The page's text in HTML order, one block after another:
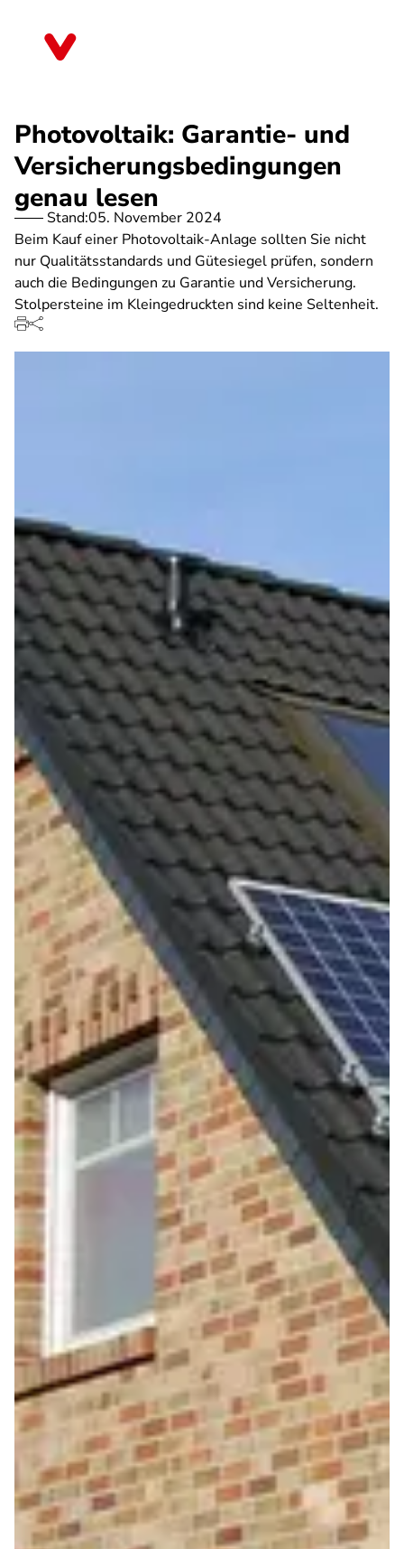
Photovoltaik: Garantie- und
Versicherungsbedingungen
genau lesen
Stand:05. November 2024
Beim Kauf einer Photovoltaik-Anlage sollten Sie nicht
nur Qualitätsstandards und Gütesiegel prüfen, sondern
auch die Bedingungen zu Garantie und Versicherung.
Stolpersteine im Kleingedruckten sind keine Seltenheit.